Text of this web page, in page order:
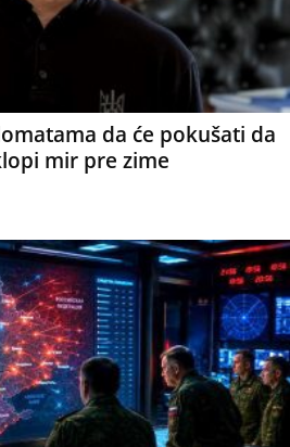
da će pokušati da
mir pre zime